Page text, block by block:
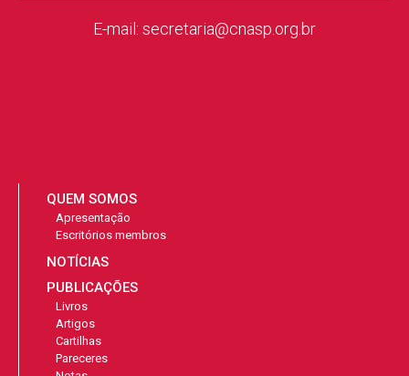
E-mail: secretaria@cnasp.org.br
QUEM SOMOS
Apresentação
Escritórios membros
NOTÍCIAS
PUBLICAÇÕES
Livros
Artigos
Cartilhas
Pareceres